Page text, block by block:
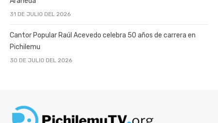
31 DE JULIO DEL 2026
Cantor Popular Raúl Acevedo celebra 50 años de carrera en
Pichilemu
30 DE JULIO DEL 2026